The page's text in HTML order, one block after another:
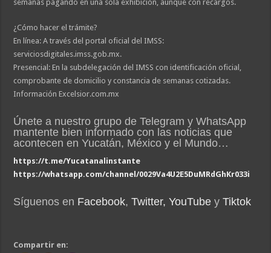
semanas pagando en una sola exhibición, aunque con recargos.
¿Cómo hacer el trámite?
En línea: A través del portal oficial del IMSS:
serviciosdigitales.imss.gob.mx.
Presencial: En la subdelegación del IMSS con identificación oficial,
comprobante de domicilio y constancia de semanas cotizadas.
Información Excelsior.com.mx
Únete a nuestro grupo de Telegram y WhatsApp
mantente bien informado con las noticias que
acontecen en Yucatán, México y el Mundo…
https://t.me/Yucatanalinstante
https://whatsapp.com/channel/0029Va4U2E5DuMRdGhKr033i
Síguenos en Facebook,Twitter, YouTube yTiktok
Compartir en: